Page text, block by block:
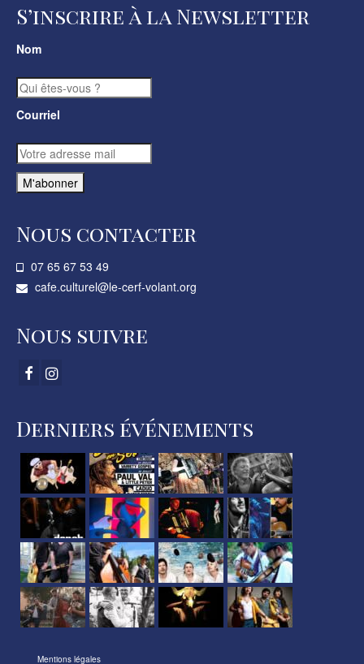
S’inscrire à la Newsletter
Nom
Courriel
Nous contacter
07 65 67 53 49­
cafe.culturel@le-cerf-volant.org
Nous suivre
Derniers événements
Mentions légales